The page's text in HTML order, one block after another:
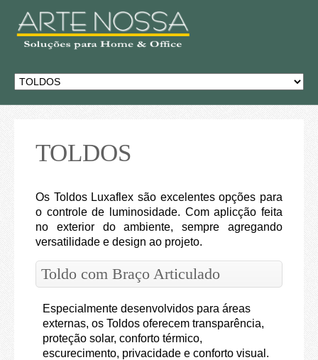
TOLDOS
Os Toldos Luxaflex são excelentes opções para
o controle de luminosidade. Com aplicção feita
no exterior do ambiente, sempre agregando
versatilidade e design ao projeto.
Toldo com Braço Articulado
Especialmente desenvolvidos para áreas
externas, os Toldos oferecem transparência,
proteção solar, conforto térmico,
escurecimento, privacidade e conforto visual.